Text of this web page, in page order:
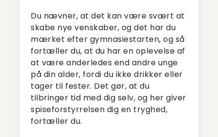
Du nævner, at det kan være svært at
skabe nye venskaber, og det har du
mærket efter gymnasiestarten, og så
fortæller du, at du har en oplevelse af
at være anderledes end andre unge
på din alder, fordi du ikke drikker eller
tager til fester. Det gør, at du
tilbringer tid med dig selv, og her giver
spiseforstyrrelsen dig en tryghed,
fortæller du.